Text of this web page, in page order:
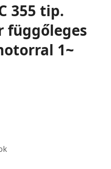
355 tip.
1~